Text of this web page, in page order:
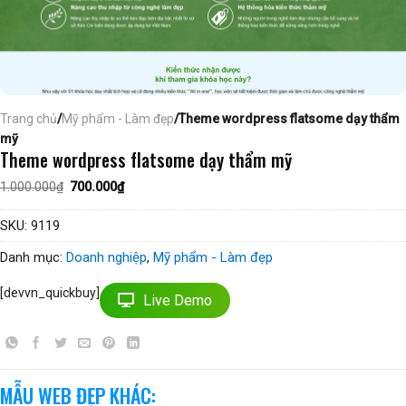
Trang chủ/Mỹ phẩm - Làm đẹp/Theme wordpress flatsome dạy thẩm
mỹ
Theme wordpress flatsome dạy thẩm mỹ
1.000.000₫ Giá
là:
700.000₫Giá
hiện
tại
SKU: 9119
Danh mục: Doanh nghiệp, Mỹ phẩm - Làm đẹp
[devvn_quickbuy] Live Demo
MẪU WEB ĐẸP KHÁC: